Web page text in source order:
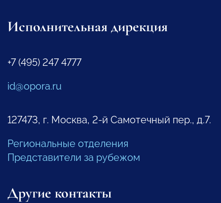
Исполнительная дирекция
+7 (495) 247 4777
id@opora.ru
127473, г. Москва, 2-й Самотечный пер., д.7.
Региональные отделения
Представители за рубежом
Другие контакты